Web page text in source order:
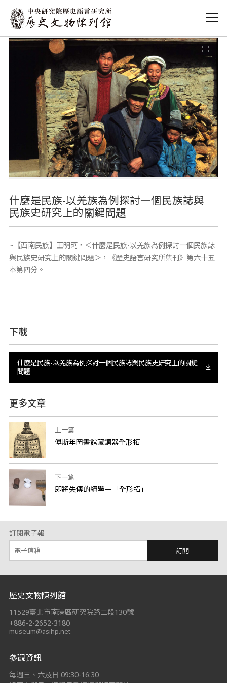
:::
:::
什麼是民族-以羌族為例探討一個民族誌與
民族史研究上的關鍵問題
~【西南民族】王明珂，＜什麼是民族-以羌族為例探討一個民族誌
與民族史研究上的關鍵問題＞，《歷史語言研究所集刊》第六十五
本第四分。
下載
什麼是民族-以羌族為例探討一個民族誌與民族史研究上的關鍵
問題
更多文章
上一篇
傅斯年圖書館藏銅器全形拓
下一篇
即將失傳的絕學—「全形拓」
訂閱電子報
訂閱
:::
歷史文物陳列館
11529臺北市南港區研究院路二段130號
+886-2-2652-3180
museum@asihp.net
參觀資訊
每週三、六及日 09:30-16:30